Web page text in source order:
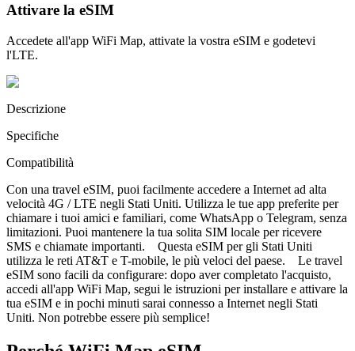
Attivare la eSIM
Accedete all'app WiFi Map, attivate la vostra eSIM e godetevi
l'LTE.
Descrizione
Specifiche
Compatibilità
Con una travel eSIM, puoi facilmente accedere a Internet ad alta
velocità 4G / LTE negli Stati Uniti. Utilizza le tue app preferite per
chiamare i tuoi amici e familiari, come WhatsApp o Telegram, senza
limitazioni. Puoi mantenere la tua solita SIM locale per ricevere
SMS e chiamate importanti. Questa eSIM per gli Stati Uniti
utilizza le reti AT&T e T-mobile, le più veloci del paese. Le travel
eSIM sono facili da configurare: dopo aver completato l'acquisto,
accedi all'app WiFi Map, segui le istruzioni per installare e attivare la
tua eSIM e in pochi minuti sarai connesso a Internet negli Stati
Uniti. Non potrebbe essere più semplice!